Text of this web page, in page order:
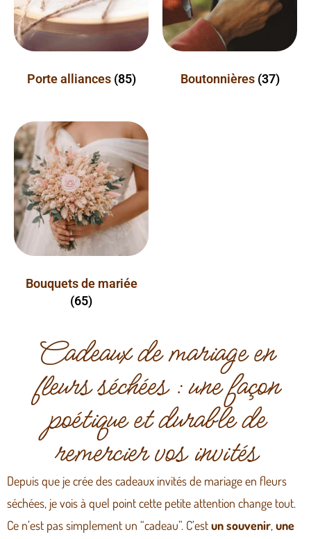
Porte alliances (85) Boutonnières (37)
Bouquets de mariée
(65)
Cadeaux de mariage en
fleurs séchées : une façon
poétique et durable de
remercier vos invités
Depuis que je crée des cadeaux invités de mariage en fleurs
séchées, je vois à quel point cette petite attention change tout.
Ce n’est pas simplement un “cadeau”. C’estun souvenir, une